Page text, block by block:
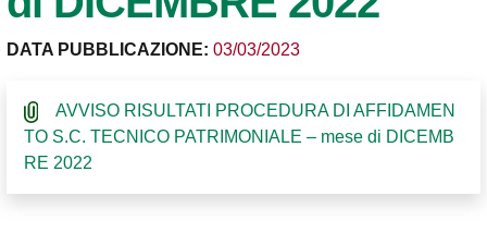
DATA PUBBLICAZIONE: 03/03/2023
AVVISO RISULTATI PROCEDURA DI AFFIDAMEN
TO S.C. TECNICO PATRIMONIALE – mese di DICEMB
RE 2022